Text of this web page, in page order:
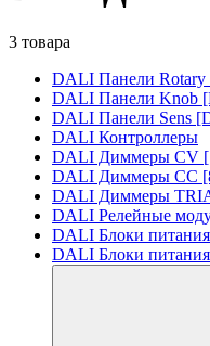
3 товара
DALI Панели
DALI Панели Knob
DALI Панели Sens
DALI Контроллеры
DALI Диммеры CV
DALI Диммеры CC
DALI Диммеры
DALI Релейные
DALI Блоки
DALI Блоки